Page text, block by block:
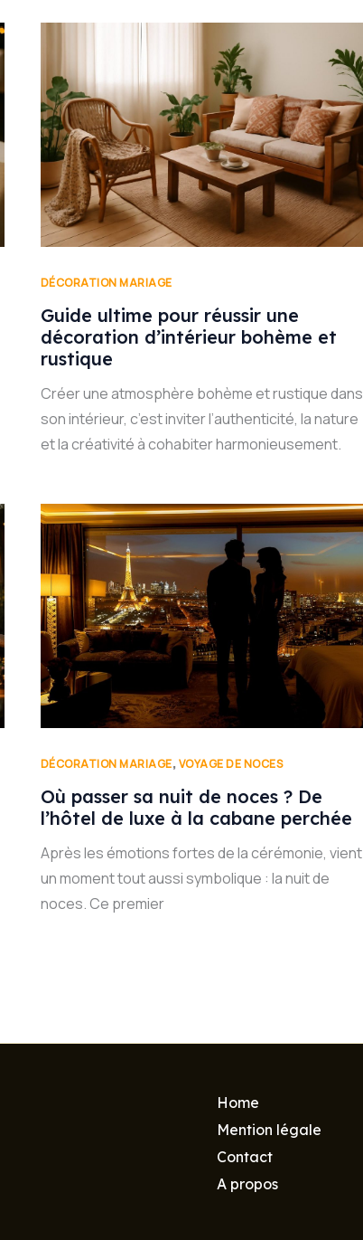
DÉCORATION MARIAGE
Guide ultime pour réussir une
décoration d’intérieur bohème et
rustique
Créer une atmosphère bohème et rustique dans
son intérieur, c’est inviter l’authenticité, la nature
et la créativité à cohabiter harmonieusement.
DÉCORATION MARIAGE, VOYAGE DE NOCES
Où passer sa nuit de noces ? De
l’hôtel de luxe à la cabane perchée
Après les émotions fortes de la cérémonie, vient
un moment tout aussi symbolique : la nuit de
noces. Ce premier
Home
Mention légale
Contact
A propos